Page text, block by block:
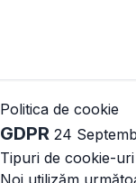
Politica de cookie
GDPR 24
Tipuri de cookie-
Noi utilizăm